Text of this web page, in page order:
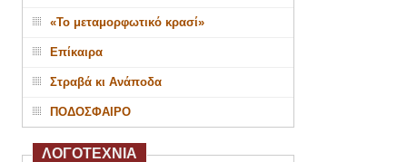
«Το μεταμορφωτικό κρασί»
Επίκαιρα
Στραβά κι Ανάποδα
ΠΟΔΟΣΦΑΙΡΟ
ΛΟΓΟΤΕΧΝΙΑ